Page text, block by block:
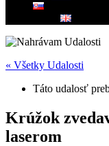
« Všetky Udalosti
Táto udalosť
Krúžok
laserom